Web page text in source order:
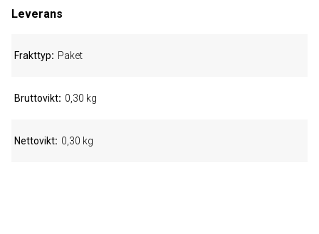
Leverans
Frakttyp Paket
Bruttovikt 0,30 kg
Nettovikt 0,30 kg